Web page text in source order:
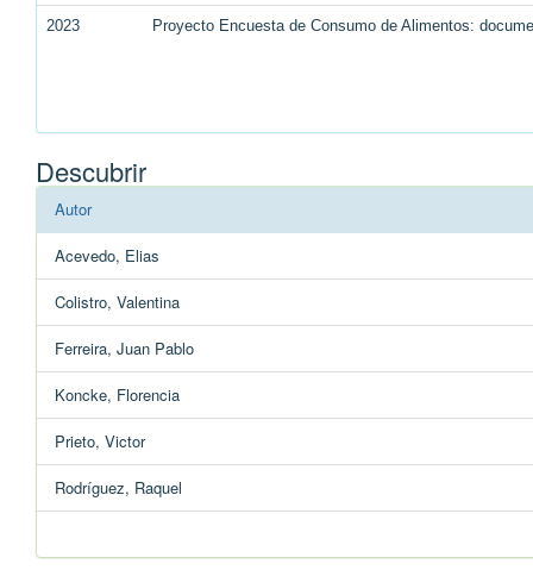
2023 Proyecto Encuesta de Consumo de Alimentos:
Descubrir
Autor
Acevedo, Elias
Colistro, Valentina
Ferreira, Juan Pablo
Koncke, Florencia
Prieto, Victor
Rodríguez, Raquel